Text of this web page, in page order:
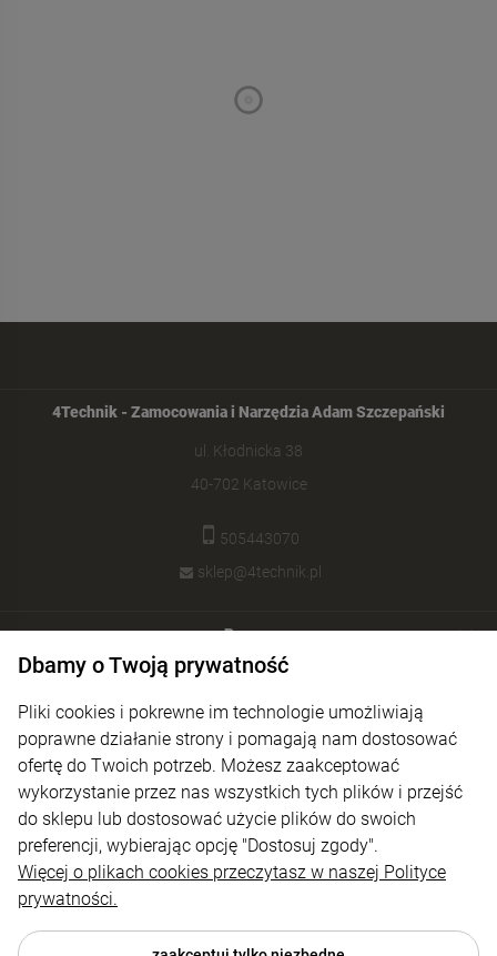
4Technik - Zamocowania i Narzędzia Adam Szczepański
ul. Kłodnicka 38
40-702 Katowice
505443070
sklep@4technik.pl
Pomoc
Płatności i dostawa
Informacje
O nas
Dbamy o Twoją prywatność
Pliki cookies i pokrewne im technologie umożliwiają
poprawne działanie strony i pomagają nam dostosować
ofertę do Twoich potrzeb. Możesz zaakceptować
wykorzystanie przez nas wszystkich tych plików i przejść
do sklepu lub dostosować użycie plików do swoich
preferencji, wybierając opcję "Dostosuj zgody".
Więcej o plikach cookies przeczytasz w naszej Polityce
prywatności.